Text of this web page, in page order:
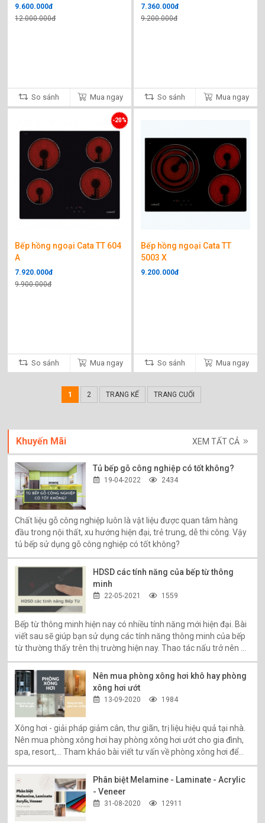
9.600.000đ
12.000.000đ
So sánh Mua ngay
7.360.000đ
9.200.000đ
So sánh Mua ngay
Bếp hồng ngoại Cata TT 604
A
7.920.000đ
9.900.000đ
-20%
So sánh Mua ngay
Bếp hồng ngoại Cata TT
5003 X
9.200.000đ
So sánh Mua ngay
1 2 TRANG KẾ TRANG CUỐI
Khuyến Mãi XEM TẤT CẢ
Tủ bếp gỗ công nghiệp có tốt không?
19-04-2022 2434
Chất liệu gỗ công nghiệp luôn là vật liệu được quan tâm hàng
đầu trong nội thất, xu hướng hiện đại, trẻ trung, dễ thi công. Vậy
tủ bếp sử dụng gỗ công nghiệp có tốt không?
HDSD các tính năng của bếp từ thông
minh
22-05-2021 1559
Bếp từ thông minh hiện nay có nhiều tính năng mới hiện đại. Bài
viết sau sẽ giúp bạn sử dụng các tính năng thông minh của bếp
từ thường thấy trên thị trường hiện nay. Thao tác nấu trở nên dễ
dàng, nhanh nhạy hơn.
Nên mua phòng xông hơi khô hay phòng
xông hơi ướt
13-09-2020 1984
Xông hơi - giải pháp giảm cân, thư giãn, trị liệu hiệu quả tại nhà.
Nên mua phòng xông hơi hay phòng xông hơi ướt cho gia đình,
spa, resort,... Tham khảo bài viết tư vấn về phòng xông hơi để
lựa chọn dễ dàng hơn!
Phân biệt Melamine - Laminate - Acrylic
- Veneer
31-08-2020 12911